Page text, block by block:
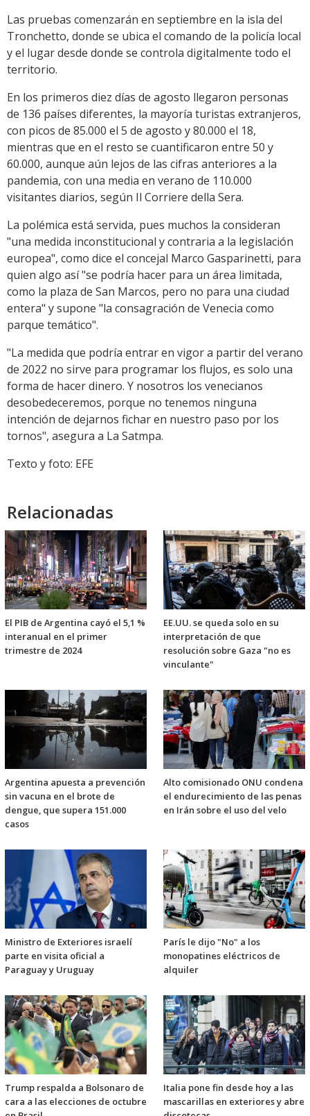
Las pruebas comenzarán en septiembre en la isla del
Tronchetto, donde se ubica el comando de la policía local
y el lugar desde donde se controla digitalmente todo el
territorio.
En los primeros diez días de agosto llegaron personas
de 136 países diferentes, la mayoría turistas extranjeros,
con picos de 85.000 el 5 de agosto y 80.000 el 18,
mientras que en el resto se cuantificaron entre 50 y
60.000, aunque aún lejos de las cifras anteriores a la
pandemia, con una media en verano de 110.000
visitantes diarios, según Il Corriere della Sera.
La polémica está servida, pues muchos la consideran
"una medida inconstitucional y contraria a la legislación
europea", como dice el concejal Marco Gasparinetti, para
quien algo así "se podría hacer para un área limitada,
como la plaza de San Marcos, pero no para una ciudad
entera" y supone "la consagración de Venecia como
parque temático".
"La medida que podría entrar en vigor a partir del verano
de 2022 no sirve para programar los flujos, es solo una
forma de hacer dinero. Y nosotros los venecianos
desobedeceremos, porque no tenemos ninguna
intención de dejarnos fichar en nuestro paso por los
tornos", asegura a La Satmpa.
Texto y foto: EFE
Relacionadas
El PIB de Argentina cayó el 5,1 %
interanual en el primer
trimestre de 2024
EE.UU. se queda solo en su
interpretación de que
resolución sobre Gaza "no es
vinculante"
Argentina apuesta a prevención
sin vacuna en el brote de
dengue, que supera 151.000
casos
Alto comisionado ONU condena
el endurecimiento de las penas
en Irán sobre el uso del velo
Ministro de Exteriores israelí
parte en visita oficial a
Paraguay y Uruguay
París le dijo "No" a los
monopatines eléctricos de
alquiler
Trump respalda a Bolsonaro de
cara a las elecciones de octubre
Italia pone fin desde hoy a las
mascarillas en exteriores y abre